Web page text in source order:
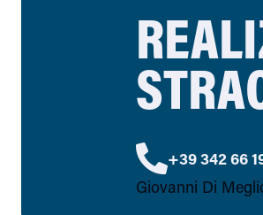
+39 342 66
Giovanni Di